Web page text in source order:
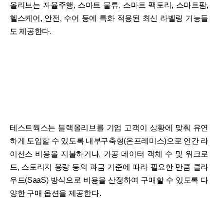
올리브는 자율주행, 스마트 물류, 스마트 팩토리, 스마트팜,
헬스케어, 안전, 수어 등에 특화 적용된 최신 라벨링 기능들
도 제공한다.
테스트웍스는 블랙올리브를 기업 고객이 상황에 맞춰 유연
하게 도입할 수 있도록 내부구축형(온프레미스)으로 연간 라
이선스 비용을 지불하거나, 가공 데이터 객체 수 및 워크로
드, 스토리지 용량 등의 과금 기준에 따라 필요한 만큼 클라
우드(SaaS) 방식으로 비용을 산정하여 구매할 수 있도록 다
양한 구매 옵션을 제공한다.